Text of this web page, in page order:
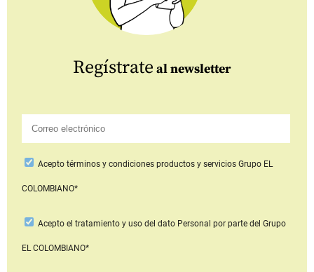
Regístrate al newsletter
Aceptotérminos y condiciones productos y serviciosGrupo EL
COLOMBIANO*
Acepto el tratamiento y uso del dato Personal por parte del Grupo
EL COLOMBIANO*